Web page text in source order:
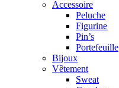
Accessoire
Peluche
Figurine
Pin’s
Portefeuille
Bijoux
Vêtement
Sweat